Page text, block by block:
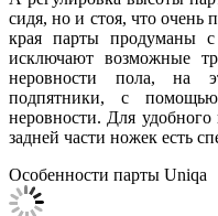
сидя, но и стоя, что очень
края парты продуманы с
исключают возможные
неровности пола, на
подпятники, с
неровности. Для
задней части ножек есть
Особенности парты Uniqa